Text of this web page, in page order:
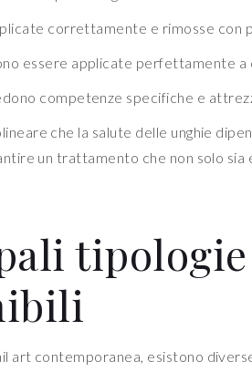
correttamente e rimosse con
essere applicate perfettamente a
competenze specifiche e
che la salute delle unghie
un trattamento che non solo
art contemporanea, esistono